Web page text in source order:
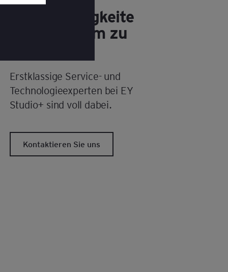
Servicefähigkeite
n gemeinsam zu
Erstklassige Service- und
Technologieexperten bei EY
Studio+ sind voll dabei.
Kontaktieren Sie uns